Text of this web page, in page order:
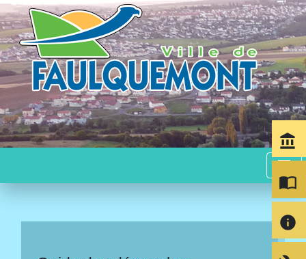
menu
account_balance
import_contacts
info